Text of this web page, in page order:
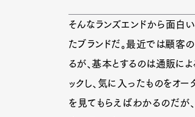
そんなランズエンドから面白
たブランドだ。最近では顧客
るが、基本とするのは通販に
ックし、気に入ったものをオ
を見てもらえばわかるのだが